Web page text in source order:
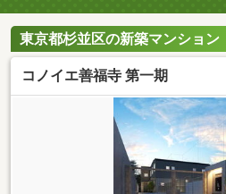
東京都杉並区の新築マンション
コノイエ善福寺 第一期